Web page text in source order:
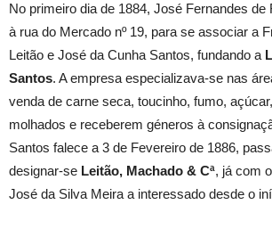
No primeiro dia de 1884, José Fernandes de
à rua do Mercado nº 19, para se associar a
Leitão e José da Cunha Santos, fundando a
Santos. A empresa especializava-se nas
venda de carne seca, toucinho, fumo,
molhados e receberem géneros à
Santos falece a 3 de Fevereiro de 1886,
designar-se Leitão, Machado & Cª, já com
José da Silva Meira a interessado desde o